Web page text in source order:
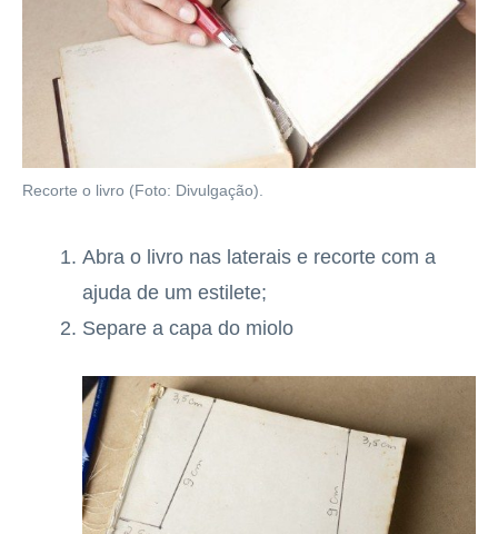
Recorte o livro (Foto: Divulgação).
Abra o livro nas laterais e recorte com a
ajuda de um estilete;
Separe a capa do miolo